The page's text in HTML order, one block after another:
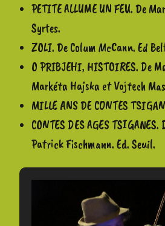
PETITE ALLUME UN FEU. De
Syrtes.
ZOLI. De Colum McCann. Ed
O PRIBJEHI, HISTOIRES. De
Markéta Hajska et Vojtech
MILLE ANS DE CONTES
CONTES DES AGES
Patrick Fischmann. Ed. Seuil.